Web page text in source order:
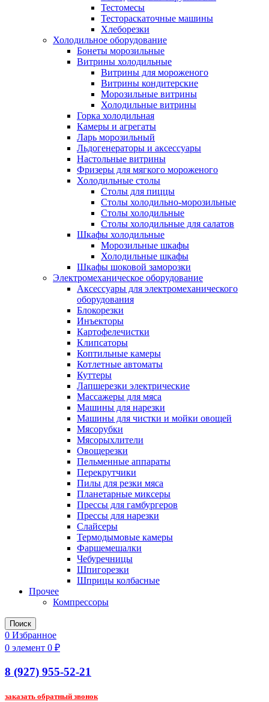
Тестомесы
Тестораскаточные машины
Хлеборезки
Холодильное оборудование
Бонеты морозильные
Витрины холодильные
Витрины для мороженого
Витрины кондитерские
Морозильные витрины
Холодильные витрины
Горка холодильная
Камеры и агрегаты
Ларь морозильный
Льдогенераторы и аксессуары
Настольные витрины
Фризеры для мягкого мороженого
Холодильные столы
Столы для пиццы
Столы холодильно-морозильные
Столы холодильные
Столы холодильные для салатов
Шкафы холодильные
Mорозильные шкафы
Холодильные шкафы
Шкафы шоковой заморозки
Электромеханическое оборудование
Аксессуары для электромеханического
оборудования
Блокорезки
Инъекторы
Картофелечистки
Клипсаторы
Коптильные камеры
Котлетные автоматы
Куттеры
Лапшерезки электрические
Массажеры для мяса
Машины для нарезки
Машины для чистки и мойки овощей
Мясорубки
Мясорыхлители
Овощерезки
Пельменные аппараты
Перекрутчики
Пилы для резки мяса
Планетарные миксеры
Прессы для гамбургеров
Прессы для нарезки
Слайсеры
Термодымовые камеры
Фаршемешалки
Чебуречницы
Шпигорезки
Шприцы колбасные
Прочее
Компрессоры
Поиск
0 Избранное
0 элемент 0 ₽
8 (927) 955-52-21
заказать обратный звонок